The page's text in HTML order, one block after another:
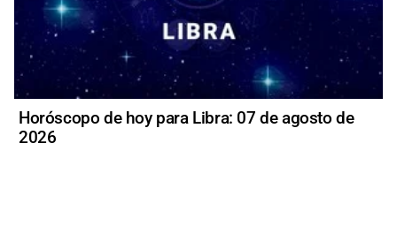
Horóscopo de hoy para Libra: 07 de agosto de
2026